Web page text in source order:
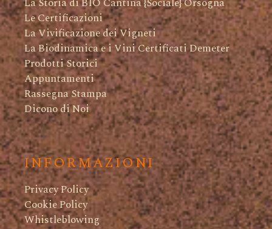
La Storia di BIO Cantina {Sociale} Orsogna
Le Certificazioni
La Vivificazione dei Vigneti
La Biodinamica e i Vini Certificati Demeter
Prodotti Storici
Appuntamenti
Rassegna Stampa
Dicono di Noi
INFORMAZIONI
Privacy Policy
Cookie Policy
Whistleblowing